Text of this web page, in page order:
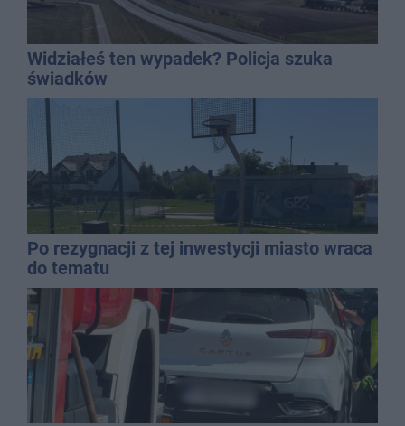
Widziałeś ten wypadek? Policja szuka
świadków
Po rezygnacji z tej inwestycji miasto wraca
do tematu